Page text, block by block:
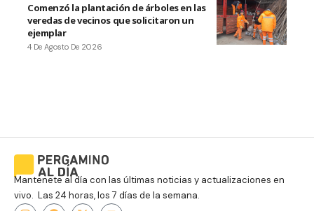
Comenzó la plantación de árboles en las
veredas de vecinos que solicitaron un
ejemplar
4 De Agosto De 2026
Mantenete al día con las últimas noticias y actualizaciones en
vivo. Las 24 horas, los 7 días de la semana.